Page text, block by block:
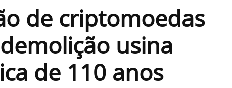
de criptomoedas
usina
de 110 anos